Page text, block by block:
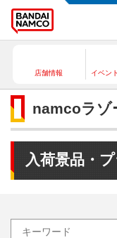
店舗情報 イベン
namcoラゾ
入荷景品・